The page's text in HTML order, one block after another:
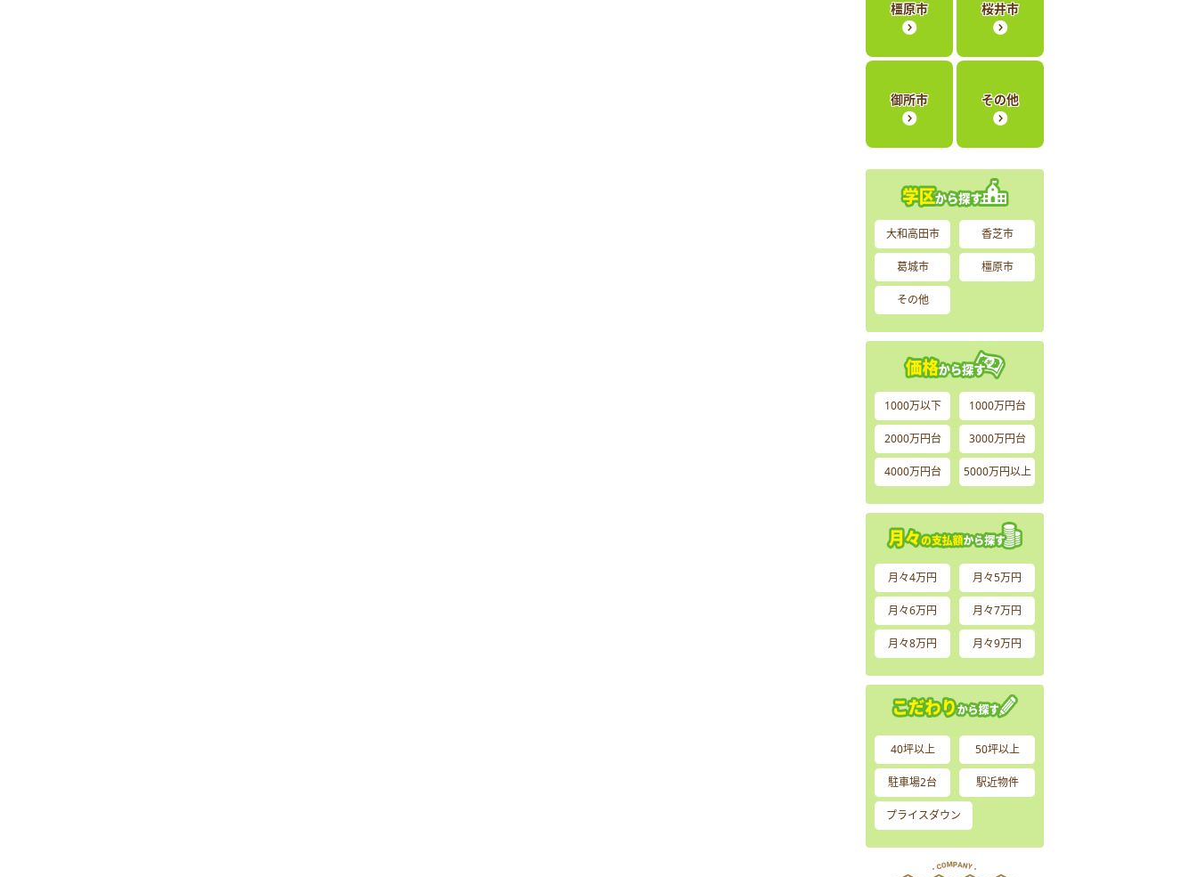
橿原市 桜井市
御所市 その他
大和高田市 香芝市
葛城市 橿原市
その他
1000万以下 1000万円台
2000万円台 3000万円台
4000万円台 5000万円以上
月々4万円 月々5万円
月々6万円 月々7万円
月々8万円 月々9万円
40坪以上 50坪以上
駐車場2台 駅近物件
プライスダウン